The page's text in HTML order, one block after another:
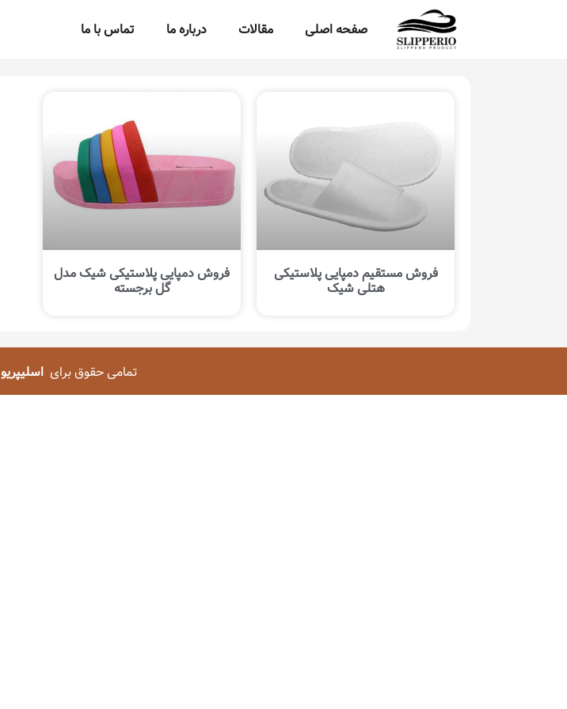
صفحه اصلی مقالات درباره ما تماس با ما
فروش مستقیم دمپایی پلاستیکی
هتلی شیک
فروش دمپایی پلاستیکی شیک مدل
گل برجسته
تمامی حقوق برایاسلیپریو